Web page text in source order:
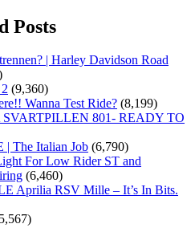
Posts
| Harley Davidson Road
(9,360)
Wanna Test Ride? (8,199)
801- READY TO
| The Italian Job (6,790)
For Low Rider ST and
(6,460)
Aprilia RSV Mille – It’s In Bits.